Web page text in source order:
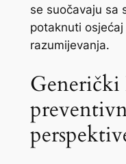
se suočavaju sa
potaknuti
razumijevanja.
Generički